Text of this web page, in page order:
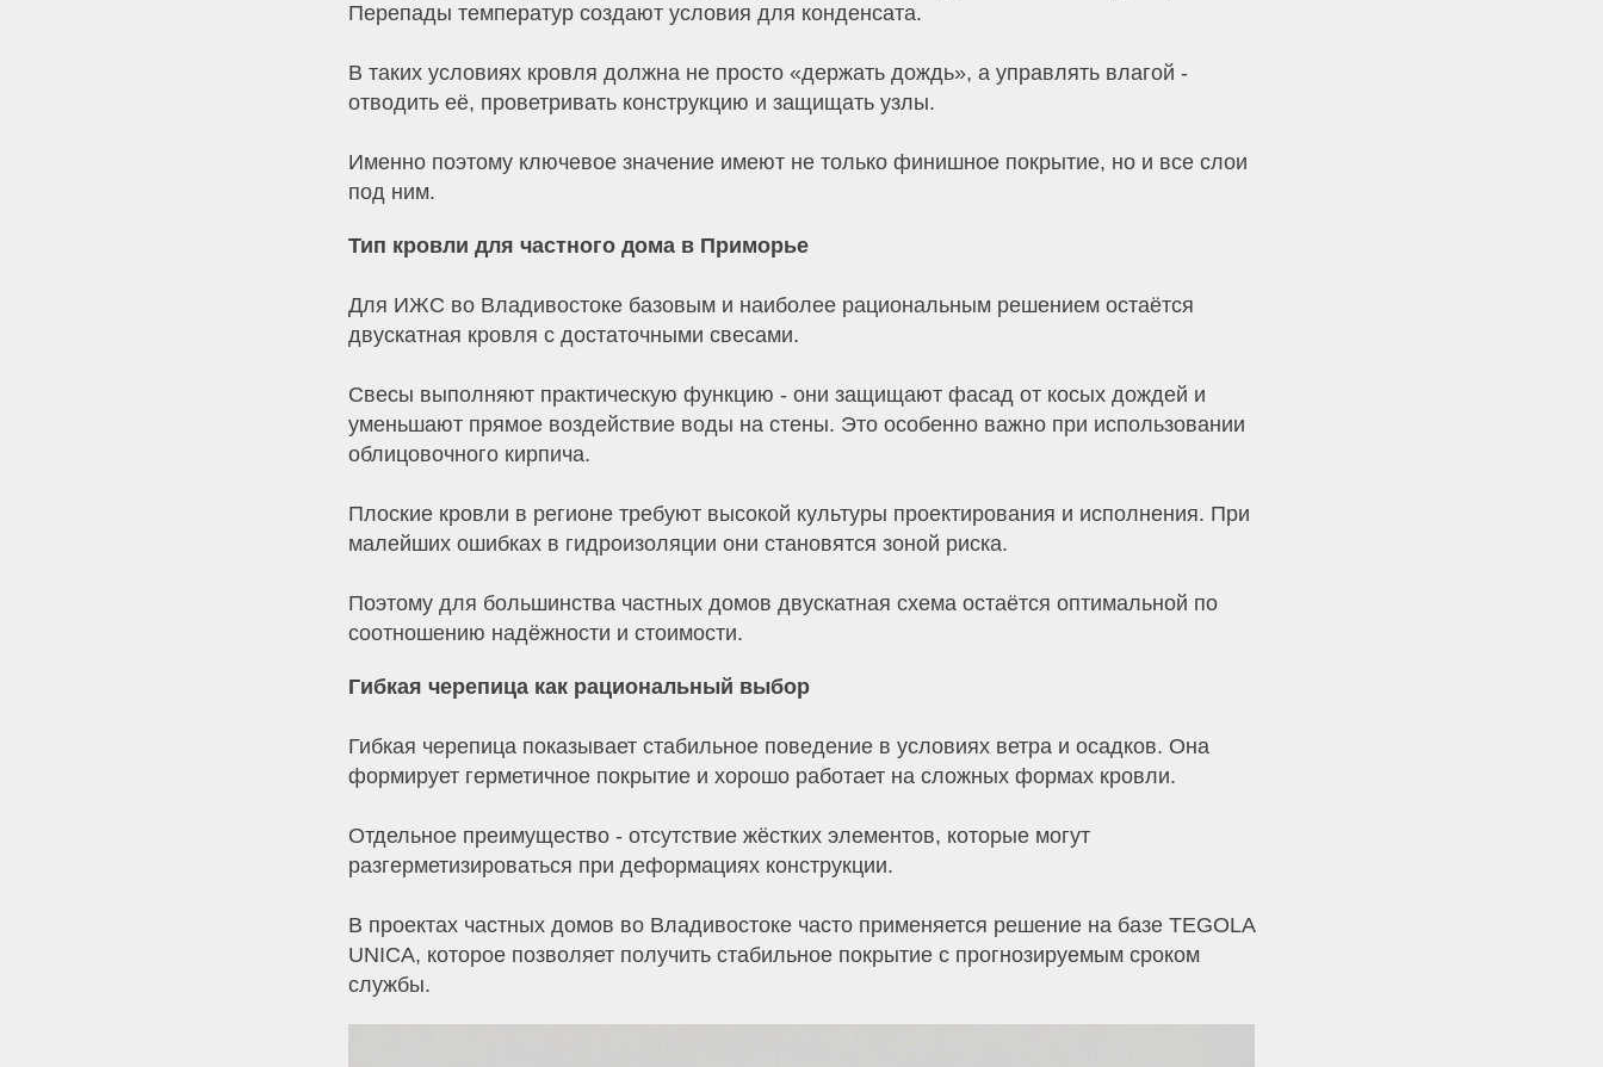
Перепады температур создают условия для конденсата.
В таких условиях кровля должна не просто «держать дождь», а управлять влагой -
отводить её, проветривать конструкцию и защищать узлы.
Именно поэтому ключевое значение имеют не только финишное покрытие, но и все слои
под ним.
Тип кровли для частного дома в Приморье
Для ИЖС во Владивостоке базовым и наиболее рациональным решением остаётся
двускатная кровля с достаточными свесами.
Свесы выполняют практическую функцию - они защищают фасад от косых дождей и
уменьшают прямое воздействие воды на стены. Это особенно важно при использовании
облицовочного кирпича.
Плоские кровли в регионе требуют высокой культуры проектирования и исполнения. При
малейших ошибках в гидроизоляции они становятся зоной риска.
Поэтому для большинства частных домов двускатная схема остаётся оптимальной по
соотношению надёжности и стоимости.
Гибкая черепица как рациональный выбор
Гибкая черепица показывает стабильное поведение в условиях ветра и осадков. Она
формирует герметичное покрытие и хорошо работает на сложных формах кровли.
Отдельное преимущество - отсутствие жёстких элементов, которые могут
разгерметизироваться при деформациях конструкции.
В проектах частных домов во Владивостоке часто применяется решение на базе TEGOLA
UNICA, которое позволяет получить стабильное покрытие с прогнозируемым сроком
службы.